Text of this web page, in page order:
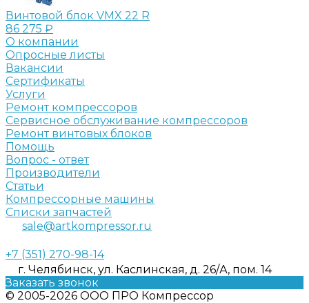
Винтовой блок VMX 22 R
86 275 ₽
О компании
Опросные листы
Вакансии
Сертификаты
Услуги
Ремонт компрессоров
Сервисное обслуживание компрессоров
Ремонт винтовых блоков
Помощь
Вопрос - ответ
Производители
Статьи
Компрессорные машины
Списки запчастей
sale@artkompressor.ru
+7 (351) 270-98-14
г. Челябинск, ул. Каслинская, д. 26/А, пом. 14
Заказать звонок
© 2005-2026 ООО ПРО Компрессор